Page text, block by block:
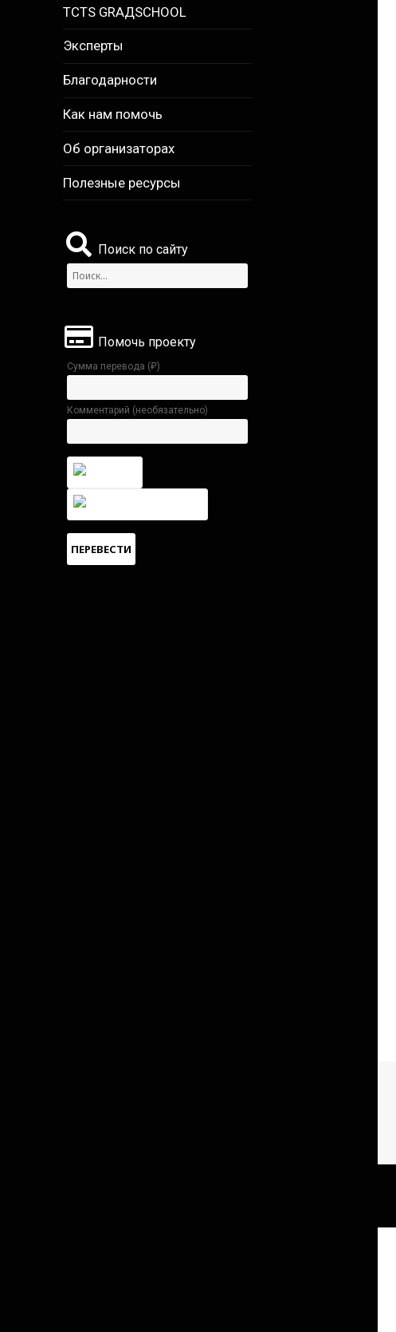
TCTS GRАДSCHOOL
Эксперты
Благодарности
Как нам помочь
Об организаторах
Полезные ресурсы
Поиск по сайту
Найти:
Помочь проекту
Сумма перевода (₽)
Комментарий (необязательно)